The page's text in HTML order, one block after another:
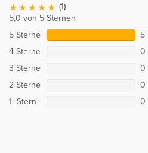
(1)
5,0 von 5 Sternen
5 Sterne
5
4 Sterne
0
3 Sterne
0
2 Sterne
0
1 Stern
0